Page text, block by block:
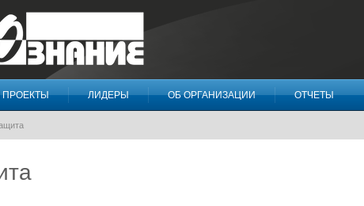
ЛИДЕРЫ ОБ ОРГАНИЗАЦИИ ОТЧЕТЫ